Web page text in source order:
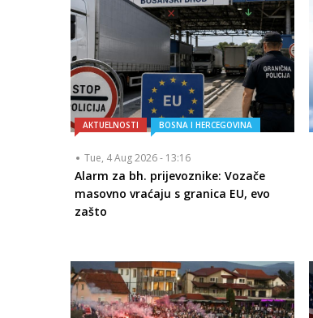
AKTUELNOSTI BOSNA I HERCEGOVINA
Tue, 4 Aug 2026 - 13:16
Alarm za bh. prijevoznike: Vozače
masovno vraćaju s granica EU, evo
zašto